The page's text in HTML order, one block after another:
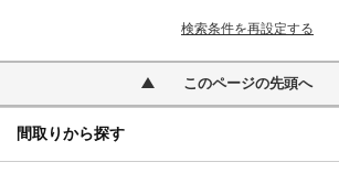
検索条件を再設定する
このページの先頭へ
間取りから探す